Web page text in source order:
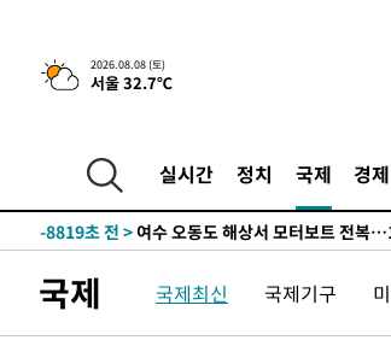
2026.08.08 (토)
서울 32.7℃
실시간 정치 국제 경제
-24147초 전 >온열질환 사망자 3명 늘어…누적 환
-18092초 전 >강릉에 시간당 81.4㎜ 물폭탄…도
-11909초 전 >
선재도서 해루질 나섰다 실종 60
-9443초 전 >
-8819초 전 >여수 오동도 해상서 모터보트 전복
주 날씨]
-2064초 전 >
축구협회 "압수수색·성접대 논란
-581초 전 >[속보]'압수수색·성접대 논란' 축구
국제 국제최신 국제기구